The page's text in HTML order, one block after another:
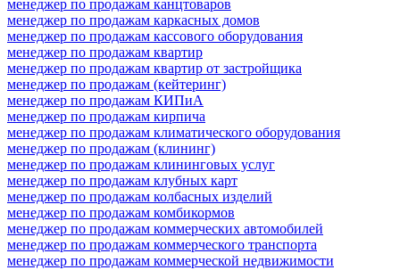
менеджер по продажам канцтоваров
менеджер по продажам каркасных домов
менеджер по продажам кассового оборудования
менеджер по продажам квартир
менеджер по продажам квартир от застройщика
менеджер по продажам (кейтеринг)
менеджер по продажам КИПиА
менеджер по продажам кирпича
менеджер по продажам климатического оборудования
менеджер по продажам (клининг)
менеджер по продажам клининговых услуг
менеджер по продажам клубных карт
менеджер по продажам колбасных изделий
менеджер по продажам комбикормов
менеджер по продажам коммерческих автомобилей
менеджер по продажам коммерческого транспорта
менеджер по продажам коммерческой недвижимости